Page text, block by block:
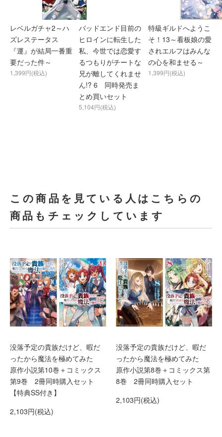
レベルガチャ2～ハ
ズレステータス
『運』が結局一番重
要だった件～
1,399円(税込)
バッドエンド目前の
ヒロインに転生した
私、今世では恋愛す
るつもりがチートな
兄が離してくれませ
ん!? 6 同時発売ま
とめ買いセット
5,104円(税込)
特級ギルドへようこ
そ！13～看板娘の愛
されエルフはみんな
の心を和ませる～
1,399円(税込)
この商品を見ている人はこちらの
商品もチェックしています
没落予定の貴族だけど、暇だ
ったから魔法を極めてみた
原作小説第10巻＋コミックス
第9巻 2冊同時購入セット
【特典SS付き】
2,103円(税込)
没落予定の貴族だけど、暇だ
ったから魔法を極めてみた
原作小説第8巻＋コミックス第
8巻 2冊同時購入セット
2,103円(税込)